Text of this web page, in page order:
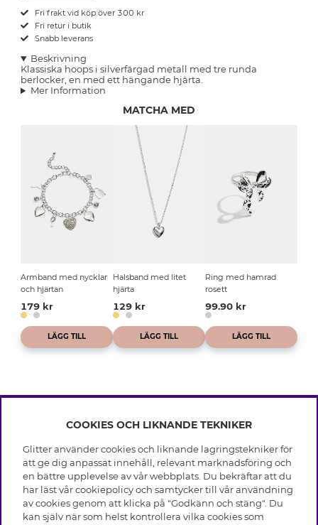
Fri frakt vid köp över 300 kr
Fri retur i butik
Snabb leverans
Beskrivning
Klassiska hoops i silverfärgad metall med tre runda
berlocker, en med ett hängande hjärta.
Mer Information
MATCHA MED
Armband med nycklar
och hjärtan
179 kr
LÄGG TILL
Halsband med litet
hjärta
129 kr
LÄGG TILL
Ring med hamrad
rosett
99.90 kr
LÄGG TILL
INFO
Leverans
Villkor
Integritetspolicy
Cookies
Medlemsvillkor
OM GLITTER
Black Friday
Våra butiker
HJÄLP
COOKIES OCH LIKNANDE TEKNIKER
Glitter använder cookies och liknande lagringstekniker för
att ge dig anpassat innehåll, relevant marknadsföring och
en bättre upplevelse av vår webbplats. Du bekräftar att du
har läst vår cookiepolicy och samtycker till vår användning
av cookies genom att klicka på "Godkänn och stäng". Du
kan själv när som helst kontrollera vilka cookies som